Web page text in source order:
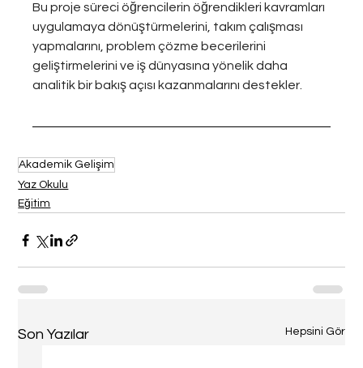
Bu proje süreci öğrencilerin öğrendikleri kavramları
uygulamaya dönüştürmelerini, takım çalışması
yapmalarını, problem çözme becerilerini
geliştirmelerini ve iş dünyasına yönelik daha
analitik bir bakış açısı kazanmalarını destekler.
Akademik Gelişim
Yaz Okulu
Eğitim
Son Yazılar Hepsini Gör